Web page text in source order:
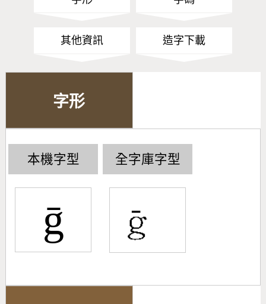
其他資訊 造字下載
字形
本機字型
ḡ
全字庫字型